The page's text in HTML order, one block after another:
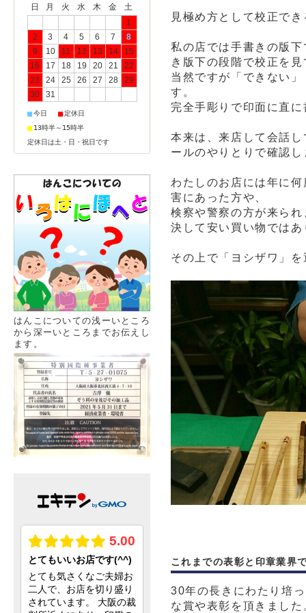
見極め方として校正で
私の店では手書きの版
き版下の段階で校正を
当然ですが「できない
す。
完全手彫りで印面に直
本来は、来店して会話
ールのやりとりで確認
わたしのお店には年に
害にあった方や、
検察や警察の方が来ら
決して安い買い物では
その上で「ヨシザワ」
これまでの表彰と印章業界
30年の長きにわたり培
な賞や表彰を頂きまし
日 月 火 水 木 金
土
1
2
3 4 5 6 7
8
9
10 11 12 13 14
15
16
17 18 19 20 21
22
23
24 25 26 27 28
29
30
31
■今日 ■定休日
■ 13時半～15時半
定休日は土・日・祝日です
はんこについての浅ーいところ
から深ーいところまでお伝えし
ます。